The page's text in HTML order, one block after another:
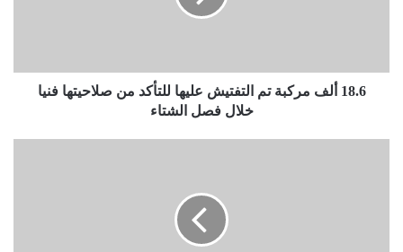
صلاحيتها
18.6 ألف مركبة تم التفتيش عليها للتأكد من صلاحيتها فنيا
خلال فصل الشتاء